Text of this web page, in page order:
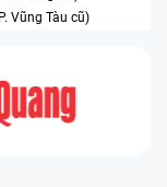
Vũng Tàu cũ)